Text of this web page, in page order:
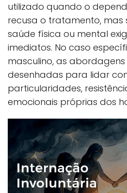
utilizado quando o
recusa o tratamento, mas
saúde física ou mental
imediatos. No caso
masculino, as
desenhadas para lidar
particularidades,
emocionais próprias dos